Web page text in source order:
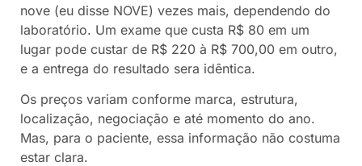
nove (eu disse NOVE) vezes mais, dependendo do
laboratório. Um exame que custa R$ 80 em um
lugar pode custar de R$ 220 à R$ 700,00 em outro,
e a entrega do resultado sera idêntica.
Os preços variam conforme marca, estrutura,
localização, negociação e até momento do ano.
Mas, para o paciente, essa informação não costuma
estar clara.